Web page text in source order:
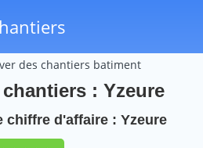
des chantiers batiment
: Yzeure
chiffre d'affaire : Yzeure